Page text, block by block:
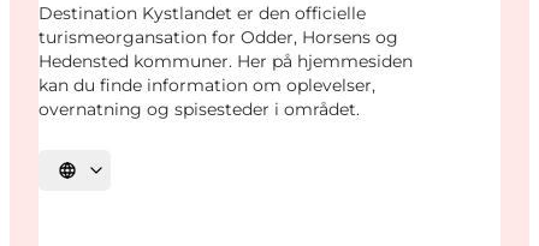
Destination Kystlandet er den officielle
turismeorgansation for Odder, Horsens og
Hedensted kommuner. Her på hjemmesiden
kan du finde information om oplevelser,
overnatning og spisesteder i området.
Vælg sprog